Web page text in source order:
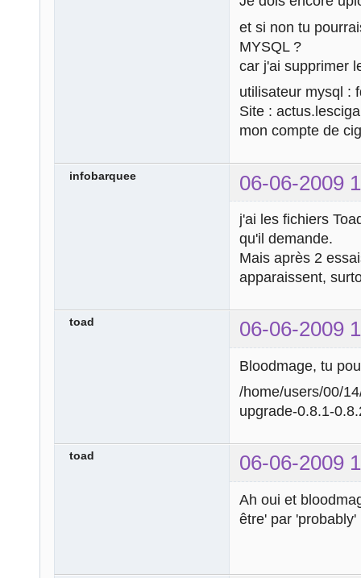
et si non tu
MYSQL ?
car j'ai supprimer
utilisateur mysql :
Site :
mon compte de
infobarquee 06-06-2009
j'ai les fichiers
qu'il demande.
Mais après 2
apparaissent,
toad 06-06-2009
Bloodmage, tu
/home/users/00/
upgrade-0.8.1-
toad 06-06-2009
Ah oui et
être' par